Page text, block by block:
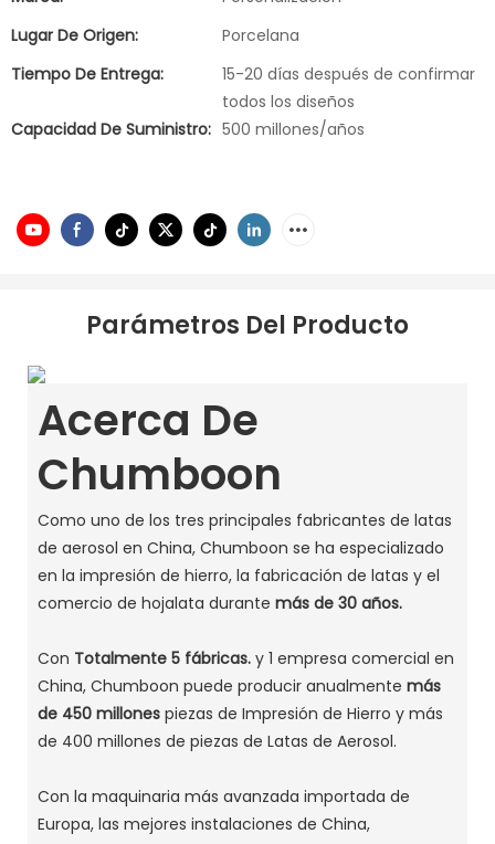
Lugar De Origen:
Porcelana
Tiempo De Entrega:
15-20 días después de confirmar
todos los diseños
Capacidad De Suministro: 500 millones/años
Parámetros Del Producto
Acerca De
Chumboon
Como uno de los tres principales fabricantes de latas
de aerosol en China, Chumboon se ha especializado
en la impresión de hierro, la fabricación de latas y el
comercio de hojalata durante más de 30 años.
Con Totalmente 5 fábricas. y 1 empresa comercial en
China, Chumboon puede producir anualmente más
de 450 millones piezas de Impresión de Hierro y más
de 400 millones de piezas de Latas de Aerosol.
Con la maquinaria más avanzada importada de
Europa, las mejores instalaciones de China,